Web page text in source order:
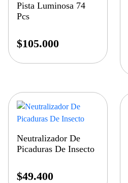
Pista Luminosa 74
Pcs
$105.000
Neutralizador De
Picaduras De Insecto
$49.400